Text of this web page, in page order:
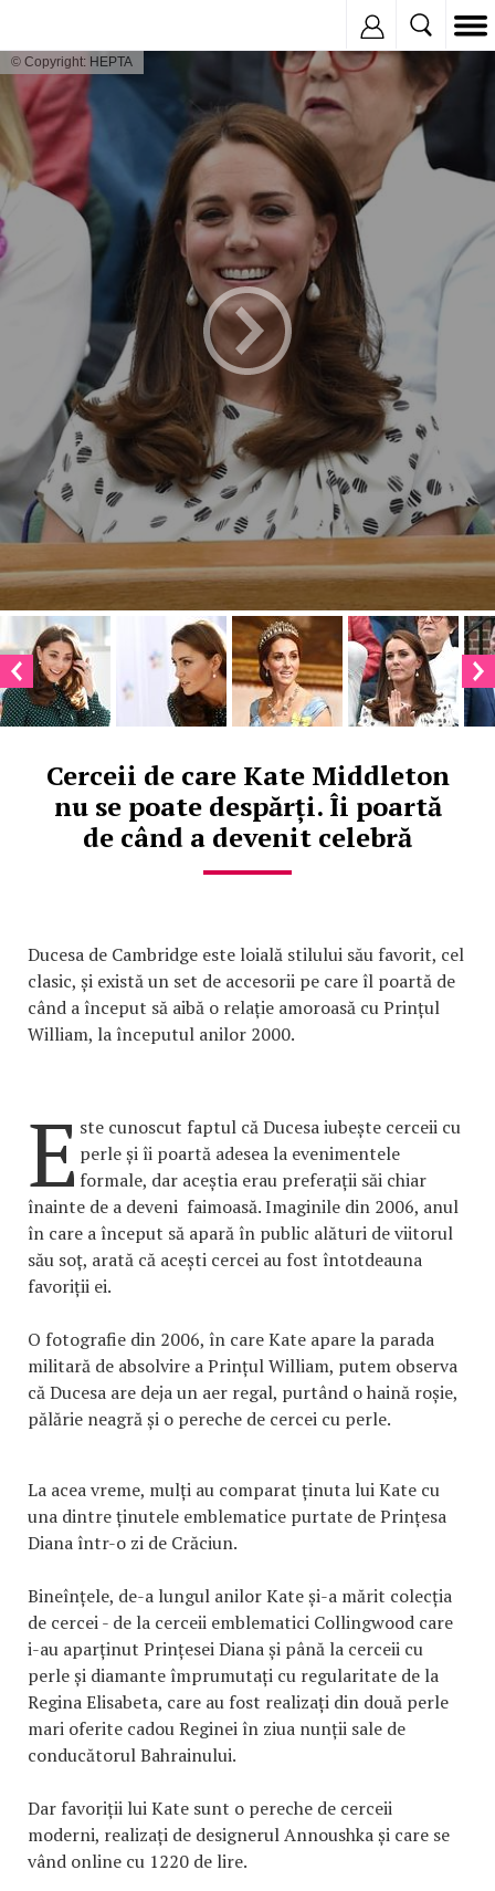
© Copyright: HEPTA
Cerceii de care Kate Middleton
nu se poate despărți. Îi poartă
de când a devenit celebră
Ducesa de Cambridge este loială stilului său favorit, cel
clasic, și există un set de accesorii pe care îl poartă de
când a început să aibă o relație amoroasă cu Prințul
William, la începutul anilor 2000.
E ste cunoscut faptul că Ducesa iubește cerceii cu
perle și îi poartă adesea la evenimentele
formale, dar aceștia erau preferații săi chiar
înainte de a deveni faimoasă. Imaginile din 2006, anul
în care a început să apară în public alături de viitorul
său soț, arată că acești cercei au fost întotdeauna
favoriții ei.
O fotografie din 2006, în care Kate apare la parada
militară de absolvire a Prințul William, putem observa
că Ducesa are deja un aer regal, purtând o haină roșie,
pălărie neagră și o pereche de cercei cu perle.
La acea vreme, mulți au comparat ținuta lui Kate cu
una dintre ținutele emblematice purtate de Prințesa
Diana într-o zi de Crăciun.
Bineînțele, de-a lungul anilor Kate și-a mărit colecția
de cercei - de la cerceii emblematici Collingwood care
i-au aparținut Prințesei Diana și până la cerceii cu
perle și diamante împrumutați cu regularitate de la
Regina Elisabeta, care au fost realizați din două perle
mari oferite cadou Reginei în ziua nunții sale de
conducătorul Bahrainului.
Dar favoriții lui Kate sunt o pereche de cerceii
moderni, realizați de designerul Annoushka și care se
vând online cu 1220 de lire.